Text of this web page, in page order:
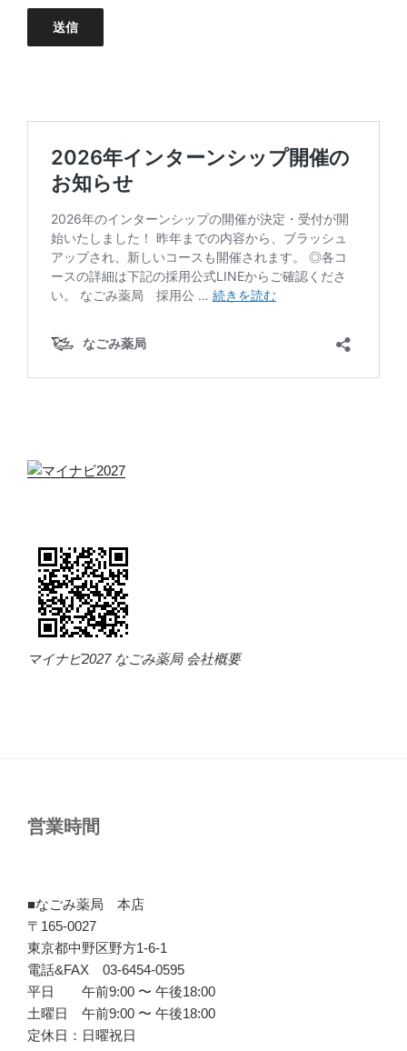
マイナビ2027 なごみ薬局 会社概要
営業時間
■なごみ薬局 本店
〒165-0027
東京都中野区野方1-6-1
電話&FAX 03-6454-0595
平日 午前9:00 〜 午後18:00
土曜日 午前9:00 〜 午後18:00
定休日：日曜祝日